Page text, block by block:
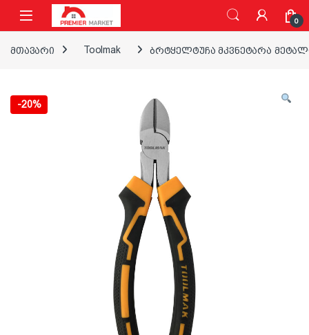
ნავიგაციაზე გადასვლა
შინაარსზე გადასვლა
0
მთავარი Toolmak ბრტყელტუჩა მკვნეტარა
-20%